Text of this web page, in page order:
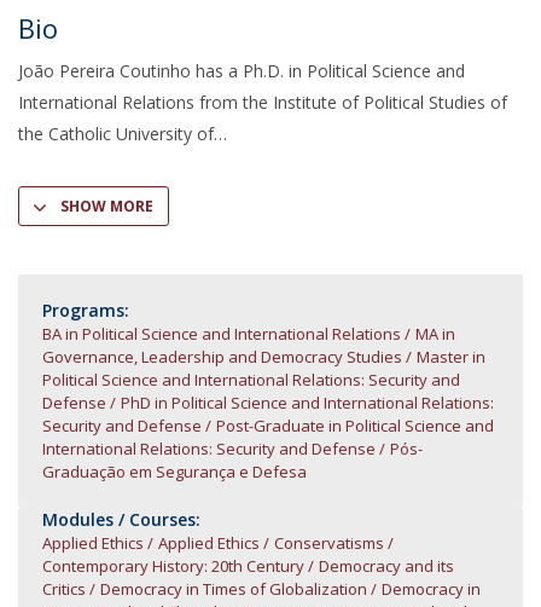
Bio
João Pereira Coutinho has a Ph.D. in Political Science and
International Relations from the Institute of Political Studies of
the Catholic University of
SHOW MORE
Programs:
BA in Political Science and International Relations
MA in
Governance, Leadership and Democracy Studies
Master in
Political Science and International Relations: Security and
Defense
PhD in Political Science and International Relations:
Security and Defense
Post-Graduate in Political Science and
International Relations: Security and Defense
Pós-
Graduação em Segurança e Defesa
Modules / Courses:
Applied Ethics Applied Ethics
Conservatisms
Contemporary History: 20th Century
Democracy and its
Critics
Democracy in Times of Globalization
Democracy in